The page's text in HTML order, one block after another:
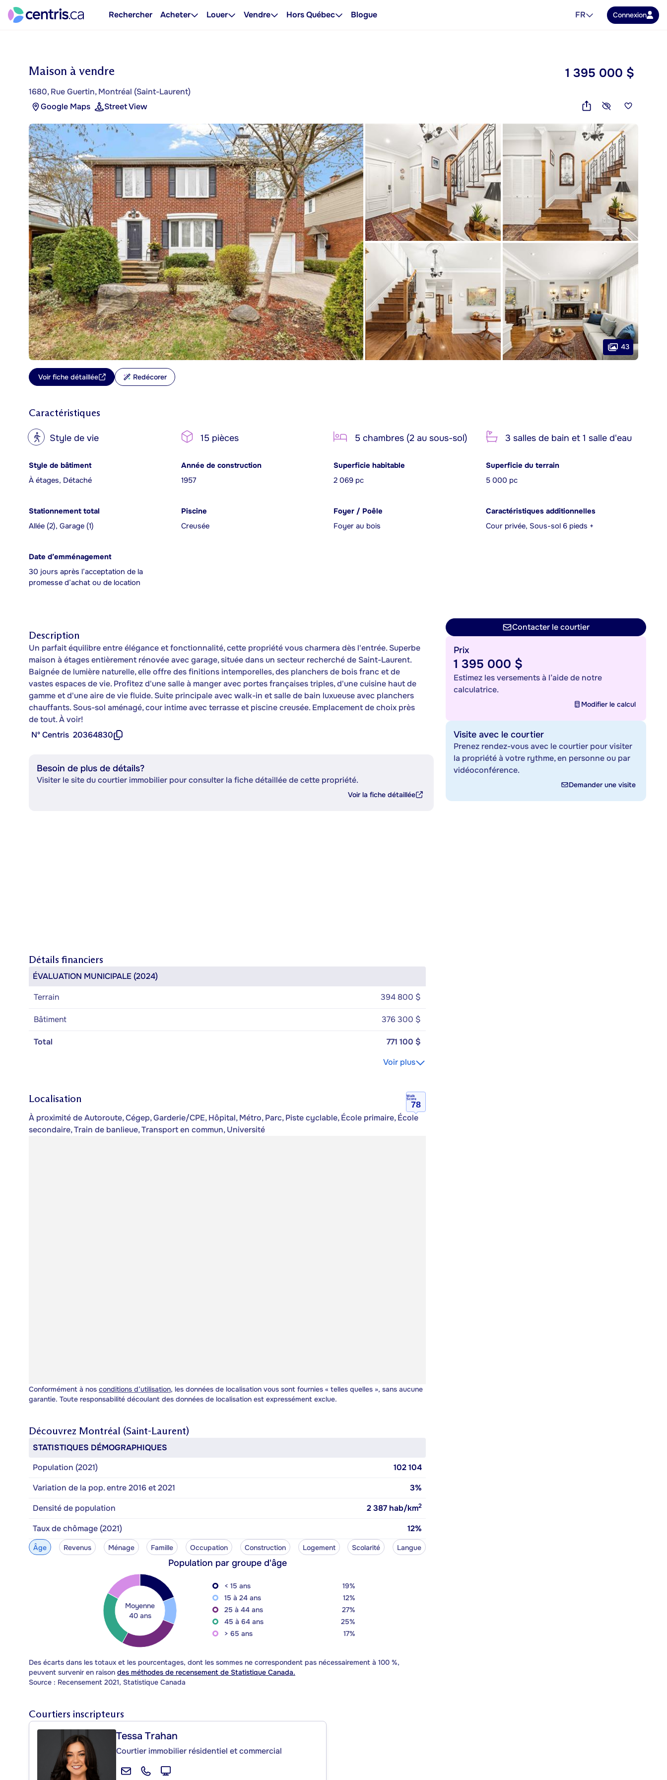
Rechercher Acheter Louer Vendre Hors Québec Blogue FR Connexion
Maison à vendre
1680, Rue Guertin, Montréal (Saint-Laurent)
Google Maps
Street View
1 395 000 $
43
Voir fiche détaillée Redécorer
Caractéristiques
? Style de vie 15 pièces 5 chambres (2 au sous-sol) 3 salles de bain et 1 salle d'eau
Style de bâtiment
À étages, Détaché
Année de construction
1957
Superficie habitable
2 069 pc
Superficie du terrain
5 000 pc
Stationnement total
Allée (2), Garage (1)
Piscine
Creusée
Foyer / Poêle
Foyer au bois
Caractéristiques additionnelles
Cour privée, Sous-sol 6 pieds +
Date d’emménagement
30 jours après l’acceptation de la
promesse d’achat ou de location
Description
Un parfait équilibre entre élégance et fonctionnalité, cette propriété vous charmera dès l'entrée. Superbe
maison à étages entièrement rénovée avec garage, située dans un secteur recherché de Saint-Laurent.
Baignée de lumière naturelle, elle offre des finitions intemporelles, des planchers de bois franc et de
vastes espaces de vie. Profitez d'une salle à manger avec portes françaises triples, d'une cuisine haut de
gamme et d'une aire de vie fluide. Suite principale avec walk-in et salle de bain luxueuse avec planchers
chauffants. Sous-sol aménagé, cour intime avec terrasse et piscine creusée. Emplacement de choix près
de tout. À voir!
Nº Centris 20364830
Besoin de plus de détails?
Visiter le site du courtier immobilier pour consulter la fiche détaillée de cette propriété.
Voir la fiche détaillée
Détails financiers
ÉVALUATION MUNICIPALE (2024)
Terrain
394 800 $
Bâtiment 376 300 $
Total
771 100 $
Voir plus
Localisation
Walk
Score
78
À proximité de Autoroute, Cégep, Garderie/CPE, Hôpital, Métro, Parc, Piste cyclable, École primaire, École
secondaire, Train de banlieue, Transport en commun, Université
Conformément à nos conditions d’utilisation, les données de localisation vous sont fournies « telles quelles », sans aucune
garantie. Toute responsabilité découlant des données de localisation est expressément exclue.
Découvrez Montréal (Saint-Laurent)
STATISTIQUES DÉMOGRAPHIQUES
Population (2021)
102 104
Variation de la pop. entre 2016 et 2021
3%
Densité de population
2 387 hab/km2
Taux de chômage (2021) 12%
Âge Revenus Ménage Famille Occupation Construction Logement Scolarité Langue
Population par groupe d'âge
Moyenne
40 ans
< 15 ans
19%
15 à 24 ans
12%
25 à 44 ans
27%
45 à 64 ans
25%
> 65 ans
17%
Des écarts dans les totaux et les pourcentages, dont les sommes ne correspondent pas nécessairement à 100 %,
peuvent survenir en raison des méthodes de recensement de Statistique Canada.
Source : Recensement 2021, Statistique Canada
Courtiers inscripteurs
Tessa Trahan
Courtier immobilier résidentiel et commercial
Contacter le courtier
Prix
1 395 000 $
Estimez les versements à l’aide de notre
calculatrice.
Modifier le calcul
Visite avec le courtier
Prenez rendez-vous avec le courtier pour visiter
la propriété à votre rythme, en personne ou par
vidéoconférence.
Demander une visite